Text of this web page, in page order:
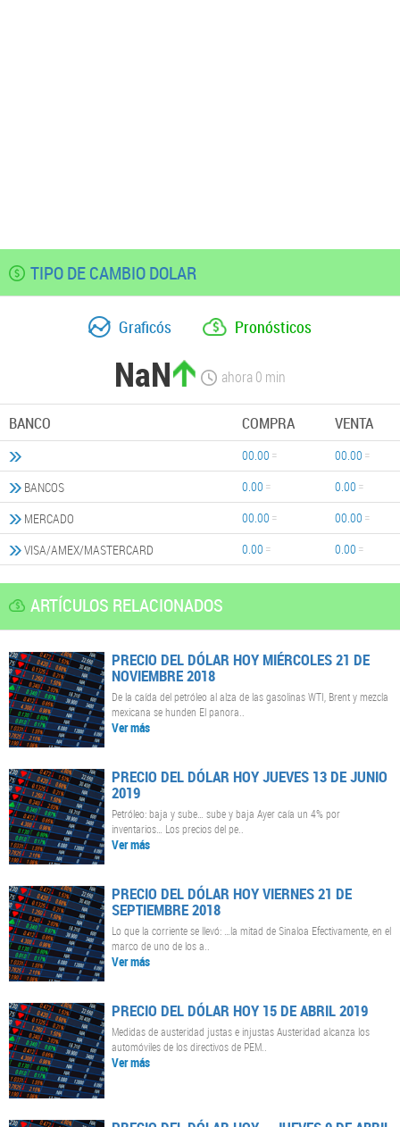
TIPO DE CAMBIO DOLAR
Graficós Pronósticos
NaN ahora0 min
BANCO COMPRA VENTA
00.00
00.00
BANCOS
0.00
0.00
MERCADO
00.00
00.00
VISA/AMEX/MASTERCARD
0.00 0.00
ARTÍCULOS RELACIONADOS
PRECIO DEL DÓLAR HOY MIÉRCOLES 21 DE
NOVIEMBRE 2018
De la caída del petróleo al alza de las gasolinas WTI, Brent y mezcla
mexicana se hunden El panora..
Ver más
PRECIO DEL DÓLAR HOY JUEVES 13 DE JUNIO
2019
Petróleo: baja y sube… sube y baja Ayer caía un 4% por
inventarios… Los precios del pe..
Ver más
PRECIO DEL DÓLAR HOY VIERNES 21 DE
SEPTIEMBRE 2018
Lo que la corriente se llevó: …la mitad de Sinaloa Efectivamente, en el
marco de uno de los a..
Ver más
PRECIO DEL DÓLAR HOY 15 DE ABRIL 2019
Medidas de austeridad justas e injustas Austeridad alcanza los
automóviles de los directivos de PEM..
Ver más